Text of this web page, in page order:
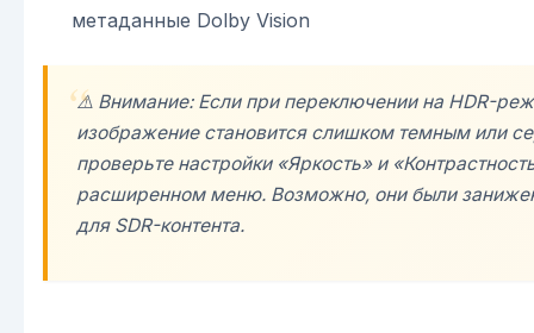
метаданные Dolby Vision
⚠️ Внимание: Если при переключении на HDR-
изображение становится слишком темным или
проверьте настройки «Яркость» и
расширенном меню. Возможно, они были
для SDR-контента.